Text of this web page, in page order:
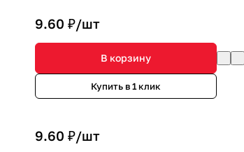
9.60 ₽/шт
В корзину
Купить в 1 клик
9.60 ₽/шт